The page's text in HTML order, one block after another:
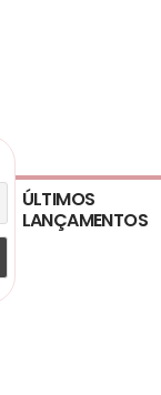
ÚLTIMOS
LANÇAMENTOS